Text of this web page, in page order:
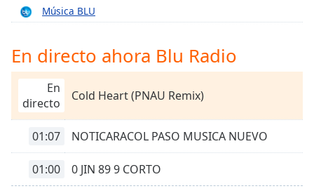
Chapters
descriptions
off,
selected
Subtitles
settings ,
opens
Música BLU
En directo ahora Blu Radio
En
directo
Cold Heart (PNAU Remix)
01:07 NOTICARACOL PASO MUSICA NUEVO
01:00 0 JIN 89 9 CORTO